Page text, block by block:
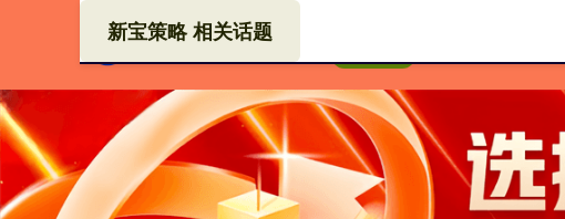
新宝策略 相关话题